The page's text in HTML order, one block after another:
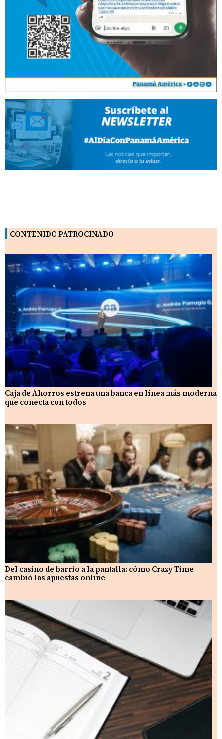
CONTENIDO PATROCINADO
Caja de Ahorros estrena una banca en línea más moderna
que conecta con todos
Del casino de barrio a la pantalla: cómo Crazy Time
cambió las apuestas online